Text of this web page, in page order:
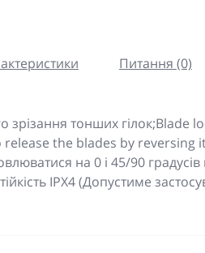
Питання (0)
зрізання тонших
the blades by reversing
на 0 і 45/90
IPX4 (Допустиме